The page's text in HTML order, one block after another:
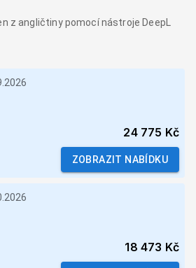
z angličtiny pomocí nástroje DeepL
24 775 Kč
ZOBRAZIT NABÍDKU
18 473 Kč